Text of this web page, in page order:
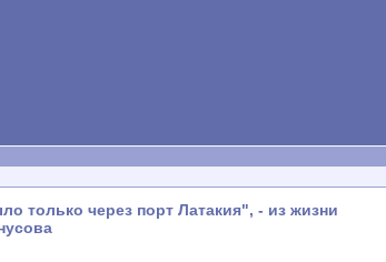
только через порт Латакия", - из жизни